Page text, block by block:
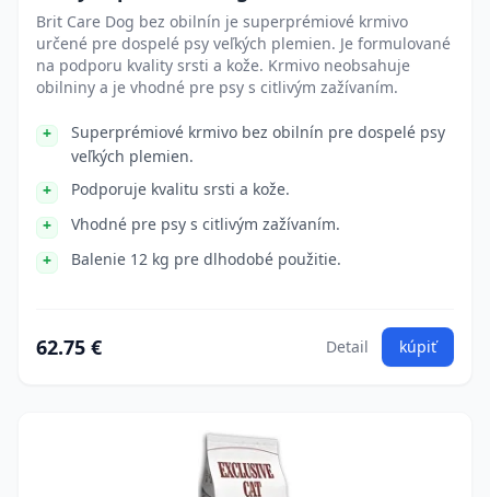
Brit Care Dog bez obilnín je superprémiové krmivo
určené pre dospelé psy veľkých plemien. Je formulované
na podporu kvality srsti a kože. Krmivo neobsahuje
obilniny a je vhodné pre psy s citlivým zažívaním.
Superprémiové krmivo bez obilnín pre dospelé psy
veľkých plemien.
Podporuje kvalitu srsti a kože.
Vhodné pre psy s citlivým zažívaním.
Balenie 12 kg pre dlhodobé použitie.
62.75 € Detail kúpiť